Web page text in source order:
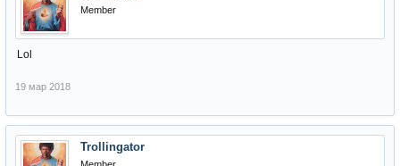
Member
Lol
19 мар 2018
Trollingator